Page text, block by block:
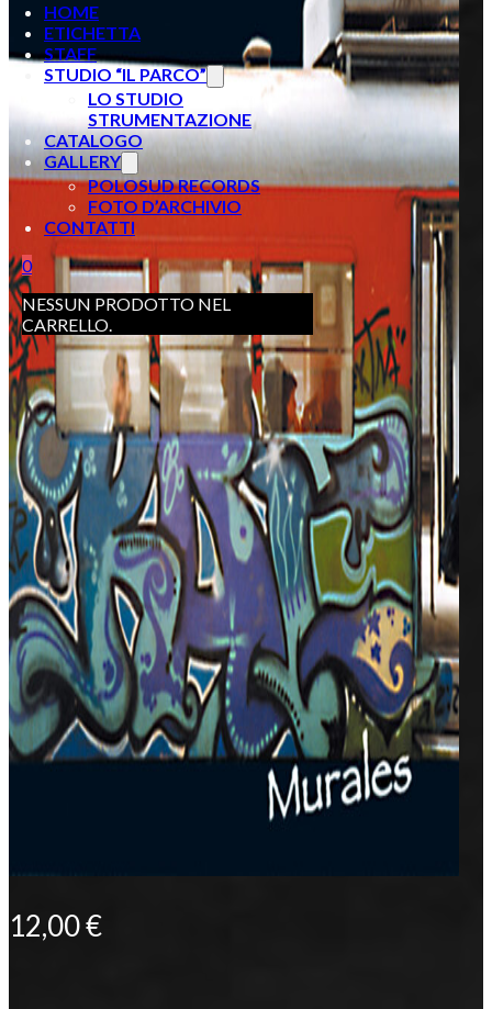
HOME
ETICHETTA
STAFF
STUDIO “IL PARCO”
LO STUDIO
STRUMENTAZIONE
CATALOGO
GALLERY
POLOSUD RECORDS
FOTO D’ARCHIVIO
CONTATTI
0
NESSUN PRODOTTO NEL
CARRELLO.
12,00€